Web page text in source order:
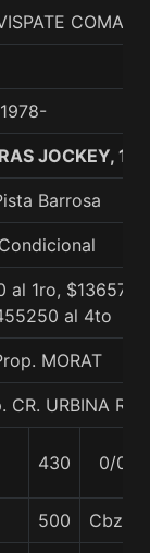
JOCKEY,
Barrosa
Condicional
al 1ro,
al 4to
MORAT
CR. URBINA R.
430 0/0
500 Cbza.